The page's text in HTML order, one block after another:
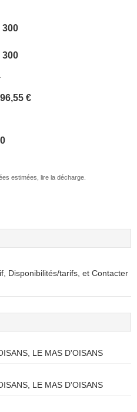
300
300
€
estimées, lire la décharge.
Disponibilités/tarifs, et Contacter
LE MAS D'OISANS
LE MAS D'OISANS